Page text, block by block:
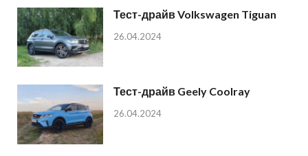
Тест-драйв Volkswagen Tiguan
26.04.2024
Тест-драйв Geely Coolray
26.04.2024